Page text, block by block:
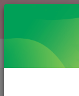
Milé zákaznice,
Objednávky
+420 777 224 390
(Po-Pá, 9-17 hod.)